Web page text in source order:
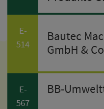
E-
514
Bautec
GmbH &
E-
567
BB-